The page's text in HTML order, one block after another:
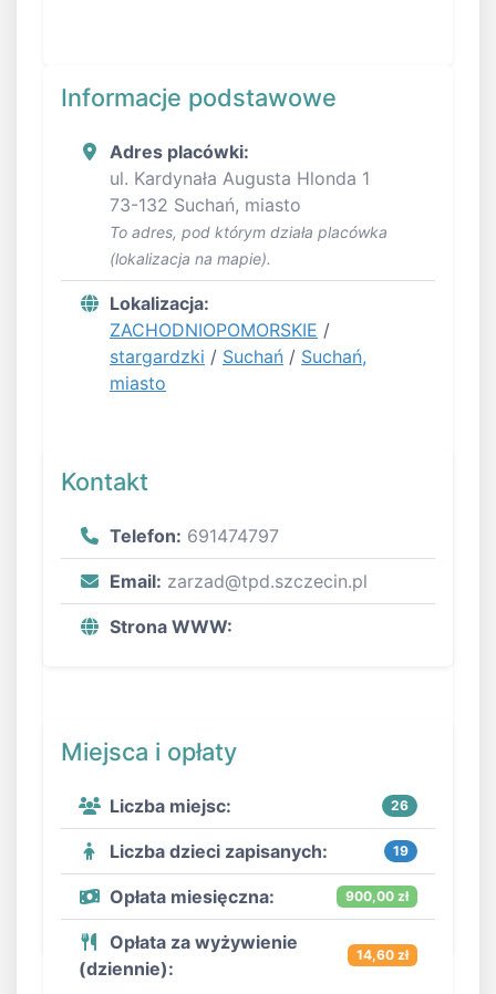
Informacje podstawowe
Adres placówki:
ul. Kardynała Augusta Hlonda 1
73-132 Suchań, miasto
To adres, pod którym działa placówka
(lokalizacja na mapie).
Lokalizacja:
ZACHODNIOPOMORSKIE /
stargardzki / Suchań / Suchań,
miasto
Kontakt
Telefon: 691474797
Email: zarzad@tpd.szczecin.pl
Strona WWW:
Miejsca i opłaty
Liczba miejsc: 26
Liczba dzieci zapisanych: 19
Opłata miesięczna: 900,00 zł
Opłata za wyżywienie
(dziennie):
14,60 zł